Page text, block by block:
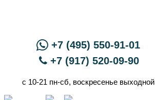
+7 (495) 550-91-01
+7 (917) 520-09-90
с 10-21 пн-сб, воскресенье выходной